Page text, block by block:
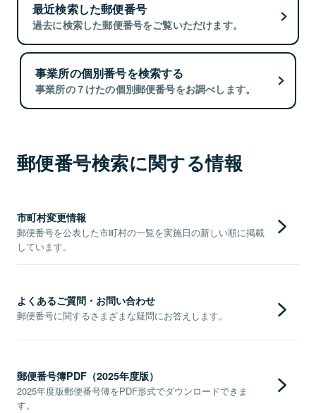
最近検索した郵便番号
過去に検索した郵便番号をご覧いただけます。
事業所の個別番号を検索する
事業所の７けたの個別郵便番号をお調べします。
郵便番号検索に関する情報
市町村変更情報
郵便番号を公表した市町村の一覧を実施日の新しい順に掲載
しています。
よくあるご質問・お問い合わせ
郵便番号に関するさまざまな疑問にお答えします。
郵便番号簿PDF（2025年度版）
2025年度版郵便番号簿をPDF形式でダウンロードできま
す。